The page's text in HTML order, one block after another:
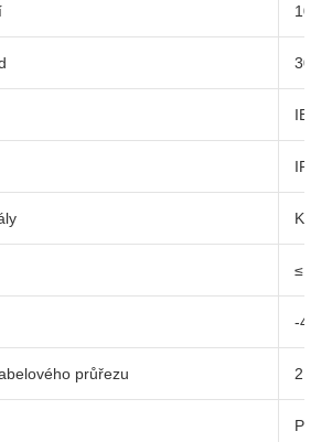
30A
IEC
IP67
≤
-
průřezu 2,5/
PC